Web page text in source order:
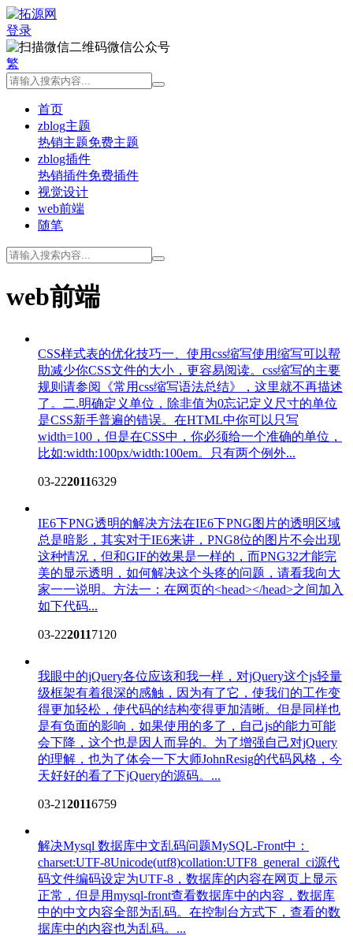
登录
微信公众号
繁
首页
zblog主题
热销主题免费主题
zblog插件
热销插件免费插件
视觉设计
web前端
随笔
web前端
CSS样式表的优化技巧一、使用css缩写使用缩写可以帮
助减少你CSS文件的大小，更容易阅读。css缩写的主要
规则请参阅《常用css缩写语法总结》，这里就不再描述
了。二.明确定义单位，除非值为0忘记定义尺寸的单位
是CSS新手普遍的错误。在HTML中你可以只写
width=100，但是在CSS中，你必须给一个准确的单位，
比如:width:100px/width:100em。只有两个例外...
03-2220116329
IE6下PNG透明的解决方法在IE6下PNG图片的透明区域
总是暗影，其实对于IE6来讲，PNG8位的图片不会出现
这种情况，但和GIF的效果是一样的，而PNG32才能完
美的显示透明，如何解决这个头疼的问题，请看我向大
家一一说明。方法一：在网页的<head></head>之间加入
如下代码...
03-2220117120
我眼中的jQuery各位应该和我一样，对jQuery这个js轻量
级框架有着很深的感触，因为有了它，使我们的工作变
得更加轻松，使代码的结构变得更加清晰。但是同样也
是有负面的影响，如果使用的多了，自己js的能力可能
会下降，这个也是因人而异的。为了增强自己对jQuery
的理解，也为了体会一下大师JohnResig的代码风格，今
天好好的看了下jQuery的源码。...
03-2120116759
解决Mysql 数据库中文乱码问题MySQL-Front中：
charset:UTF-8Unicode(utf8)collation:UTF8_general_ci源代
码文件编码设定为UTF-8，数据库的内容在网页上显示
正常，但是用mysql-front查看数据库中的内容，数据库
中的中文内容全部为乱码。在控制台方式下，查看的数
据库中的内容也为乱码。...